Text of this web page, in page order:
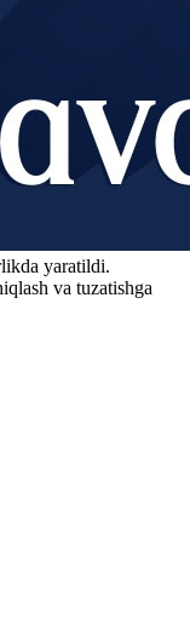
yaratildi.
va tuzatishga